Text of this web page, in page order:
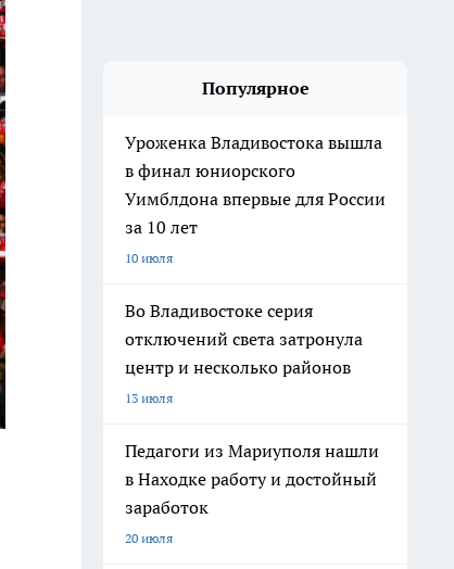
Популярное
Уроженка Владивостока вышла
в финал юниорского
Уимблдона впервые для России
за 10 лет
10 июля
Во Владивостоке серия
отключений света затронула
центр и несколько районов
13 июля
Педагоги из Мариуполя нашли
в Находке работу и достойный
заработок
20 июля